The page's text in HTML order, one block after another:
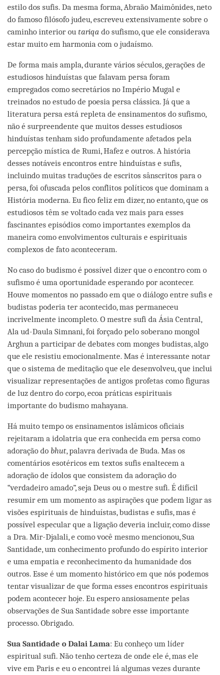
estilo dos sufis. Da mesma forma, Abraão Maimônides, neto
do famoso filósofo judeu, escreveu extensivamente sobre o
caminho interior ou tariqa do sufismo, que ele considerava
estar muito em harmonia com o judaísmo.
De forma mais ampla, durante vários séculos, gerações de
estudiosos hinduístas que falavam persa foram
empregados como secretários no Império Mugal e
treinados no estudo de poesia persa clássica. Já que a
literatura persa está repleta de ensinamentos do sufismo,
não é surpreendente que muitos desses estudiosos
hinduístas tenham sido profundamente afetados pela
percepção mística de Rumi, Hafez e outros. A história
desses notáveis encontros entre hinduístas e sufis,
incluindo muitas traduções de escritos sânscritos para o
persa, foi ofuscada pelos conflitos políticos que dominam a
História moderna. Eu fico feliz em dizer, no entanto, que os
estudiosos têm se voltado cada vez mais para esses
fascinantes episódios como importantes exemplos da
maneira como envolvimentos culturais e espirituais
complexos de fato aconteceram.
No caso do budismo é possível dizer que o encontro com o
sufismo é uma oportunidade esperando por acontecer.
Houve momentos no passado em que o diálogo entre sufis e
budistas poderia ter acontecido, mas permaneceu
incrivelmente incompleto. O mestre sufi da Ásia Central,
Ala ud-Daula Simnani, foi forçado pelo soberano mongol
Arghun a participar de debates com monges budistas, algo
que ele resistiu emocionalmente. Mas é interessante notar
que o sistema de meditação que ele desenvolveu, que inclui
visualizar representações de antigos profetas como figuras
de luz dentro do corpo, ecoa práticas espirituais
importante do budismo mahayana.
Há muito tempo os ensinamentos islâmicos oficiais
rejeitaram a idolatria que era conhecida em persa como
adoração do bhut, palavra derivada de Buda. Mas os
comentários esotéricos em textos sufis enaltecem a
adoração de ídolos que consistem da adoração do
“verdadeiro amado”, seja Deus ou o mestre sufi. É difícil
resumir em um momento as aspirações que podem ligar as
visões espirituais de hinduístas, budistas e sufis, mas é
possível especular que a ligação deveria incluir, como disse
a Dra. Mir-Djalali, e como você mesmo mencionou, Sua
Santidade, um conhecimento profundo do espírito interior
e uma empatia e reconhecimento da humanidade dos
outros. Esse é um momento histórico em que nós podemos
tentar visualizar de que forma esses encontros espirituais
podem acontecer hoje. Eu espero ansiosamente pelas
observações de Sua Santidade sobre esse importante
processo. Obrigado.
Sua Santidade o Dalai Lama: Eu conheço um líder
espiritual sufi. Não tenho certeza de onde ele é, mas ele
vive em Paris e eu o encontrei lá algumas vezes durante